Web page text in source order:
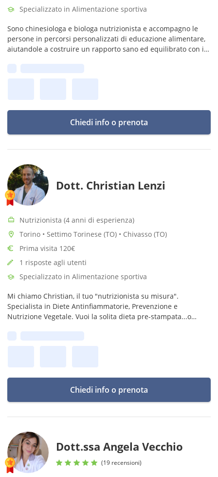
Specializzato in Alimentazione sportiva
Sono chinesiologa e biologa nutrizionista e accompagno le
persone in percorsi personalizzati di educazione alimentare,
aiutandole a costruire un rapporto sano ed equilibrato con il
Chiedi info o prenota
Dott. Christian Lenzi
Nutrizionista (4 anni di esperienza)
Torino • Settimo Torinese (TO) • Chivasso (TO)
Prima visita 120€
1 risposte agli utenti
Specializzato in Alimentazione sportiva
Mi chiamo Christian, il tuo "nutrizionista su misura".
Specialista in Diete Antinfiammatorie, Prevenzione e
Nutrizione Vegetale. Vuoi la solita dieta pre-stampata...o
Chiedi info o prenota
Dott.ssa Angela Vecchio
(19 recensioni)